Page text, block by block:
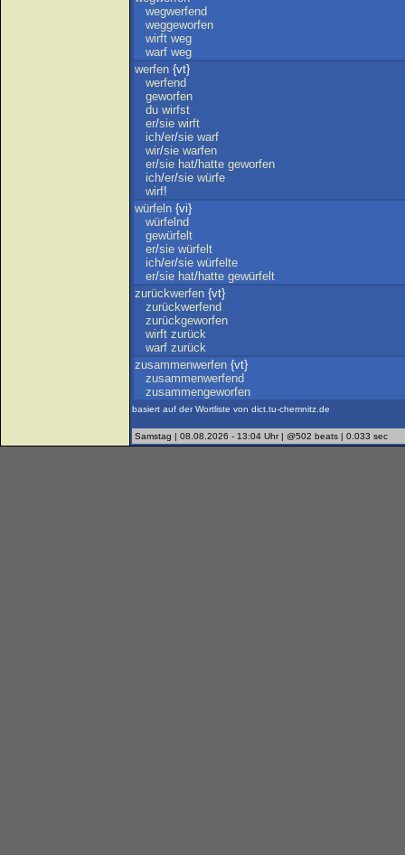
wegwerfend
weggeworfen
wirft weg
warf weg
werfen {vt}
werfend
geworfen
du wirfst
er/sie wirft
ich/er/sie warf
wir/sie warfen
er/sie hat/hatte geworfen
ich/er/sie würfe
wirf!
würfeln {vi}
würfelnd
gewürfelt
er/sie würfelt
ich/er/sie würfelte
er/sie hat/hatte gewürfelt
zurückwerfen {vt}
zurückwerfend
zurückgeworfen
wirft zurück
warf zurück
zusammenwerfen {vt}
zusammenwerfend
zusammengeworfen
basiert auf der Wortliste von dict.tu-chemnitz.de
Samstag | 08.08.2026 - 13:04 Uhr | @502 beats | 0.033 sec